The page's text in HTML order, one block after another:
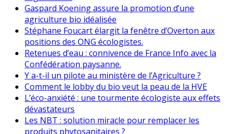
Gaspard Koening assure la promotion d’une
agriculture bio idéalisée
Stéphane Foucart élargit la fenêtre d’Overton aux
positions des ONG écologistes.
Retenues d’eau : connivence de France Info avec la
Confédération paysanne.
Y a-t-il un pilote au ministère de l’Agriculture ?
Comment le lobby du bio veut la peau de la HVE
L’éco-anxiété : une tourmente écologiste aux effets
dévastateurs
Les NBT : solution miracle pour remplacer les
produits phytosanitaires ?